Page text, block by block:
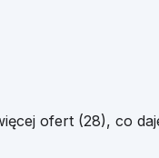
ofert (28), co